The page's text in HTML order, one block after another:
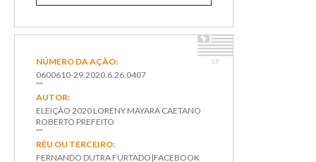
SP
NÚMERO DA AÇÃO:
0600610-29.2020.6.26.0407
AUTOR:
ELEIÇÃO 2020 LORENY MAYARA CAETANO
ROBERTO PREFEITO
RÉU OU TERCEIRO:
FERNANDO DUTRA FURTADO|FACEBOOK